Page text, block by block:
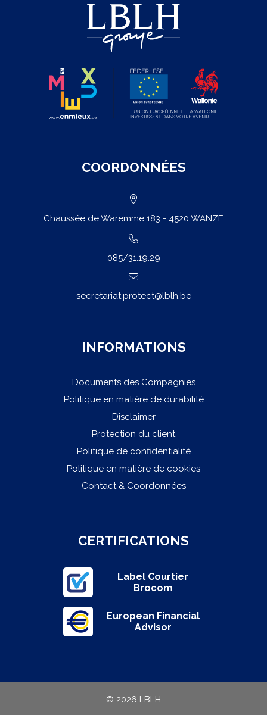
COORDONNÉES
Chaussée de Waremme 183 - 4520 WANZE
085/31.19.29
secretariat.protect@lblh.be
INFORMATIONS
Documents des Compagnies
Politique en matière de durabilité
Disclaimer
Protection du client
Politique de confidentialité
Politique en matière de cookies
Contact & Coordonnées
CERTIFICATIONS
Label Courtier
Brocom
European Financial
Advisor
© 2026 LBLH